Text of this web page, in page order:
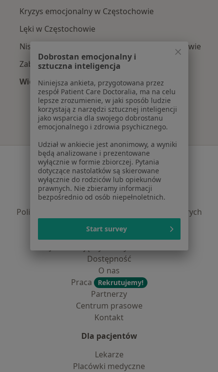
Kryzys emocjonalny w Częstochowie
Lęki w Częstochowie
Niskie poczucie własnej wartości w Częstochowie
Zaburzenia lękowe w Częstochowie
Więcej (15)
Więcej w kategorii: Najczęście leczone
Serwis
Regulamin
Polityka prywatności pacjentów
Polityka prywatności profesjonalistów
Polityka prywatności dla profesjonalistów, których
Polityka cookies
Dostępność
O nas
Praca
Rekrutujemy!
Partnerzy
Centrum prasowe
Kontakt
Dla pacjentów
Lekarze
Placówki medyczne
Dobrostan emocjonalny i
sztuczna inteligencja
Niniejsza ankieta, przygotowana przez
zespół Patient Care Doctoralia, ma na celu
lepsze zrozumienie, w jaki sposób ludzie
korzystają z narzędzi sztucznej inteligencji
jako wsparcia dla swojego dobrostanu
emocjonalnego i zdrowia psychicznego.
Udział w ankiecie jest anonimowy, a wyniki
będą analizowane i prezentowane
wyłącznie w formie zbiorczej. Pytania
dotyczące nastolatków są skierowane
wyłącznie do rodziców lub opiekunów
prawnych. Nie zbieramy informacji
bezpośrednio od osób niepełnoletnich.
Start survey